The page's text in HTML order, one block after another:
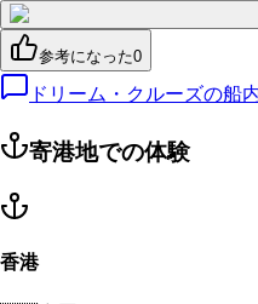
参考になった0
ドリーム・クルーズの船
寄港地での体験
香港